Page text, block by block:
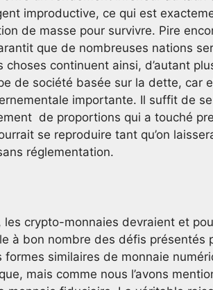
improductive, ce qui est
de masse pour survivre. Pire
que de nombreuses nations
choses continuent ainsi, d’autant
de société basée sur la dette, car
importante. Il suffit de
de proportions qui a touché
se reproduire tant qu’on
réglementation.
les crypto-monnaies devraient et
à bon nombre des défis présentés
formes similaires de monnaie
mais comme nous l’avons